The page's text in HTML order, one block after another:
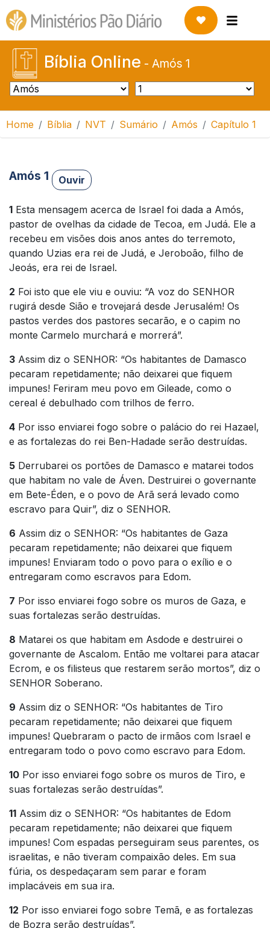
Bíblia Online - Amós 1
Home Bíblia NVT Sumário Amós Capítulo 1
Amós 1 Ouvir
1 Esta mensagem acerca de Israel foi dada a Amós,
pastor de ovelhas da cidade de Tecoa, em Judá. Ele a
recebeu em visões dois anos antes do terremoto,
quando Uzias era rei de Judá, e Jeroboão, filho de
Jeoás, era rei de Israel.
2 Foi isto que ele viu e ouviu: “A voz do SENHOR
rugirá desde Sião e trovejará desde Jerusalém! Os
pastos verdes dos pastores secarão, e o capim no
monte Carmelo murchará e morrerá”.
3 Assim diz o SENHOR: “Os habitantes de Damasco
pecaram repetidamente; não deixarei que fiquem
impunes! Feriram meu povo em Gileade, como o
cereal é debulhado com trilhos de ferro.
4 Por isso enviarei fogo sobre o palácio do rei Hazael,
e as fortalezas do rei Ben-Hadade serão destruídas.
5 Derrubarei os portões de Damasco e matarei todos
que habitam no vale de Áven. Destruirei o governante
em Bete-Éden, e o povo de Arã será levado como
escravo para Quir”, diz o SENHOR.
6 Assim diz o SENHOR: “Os habitantes de Gaza
pecaram repetidamente; não deixarei que fiquem
impunes! Enviaram todo o povo para o exílio e o
entregaram como escravos para Edom.
7 Por isso enviarei fogo sobre os muros de Gaza, e
suas fortalezas serão destruídas.
8 Matarei os que habitam em Asdode e destruirei o
governante de Ascalom. Então me voltarei para atacar
Ecrom, e os filisteus que restarem serão mortos”, diz o
SENHOR Soberano.
9 Assim diz o SENHOR: “Os habitantes de Tiro
pecaram repetidamente; não deixarei que fiquem
impunes! Quebraram o pacto de irmãos com Israel e
entregaram todo o povo como escravo para Edom.
10 Por isso enviarei fogo sobre os muros de Tiro, e
suas fortalezas serão destruídas”.
11 Assim diz o SENHOR: “Os habitantes de Edom
pecaram repetidamente; não deixarei que fiquem
impunes! Com espadas perseguiram seus parentes, os
israelitas, e não tiveram compaixão deles. Em sua
fúria, os despedaçaram sem parar e foram
implacáveis em sua ira.
12 Por isso enviarei fogo sobre Temã, e as fortalezas
de Bozra serão destruídas”.